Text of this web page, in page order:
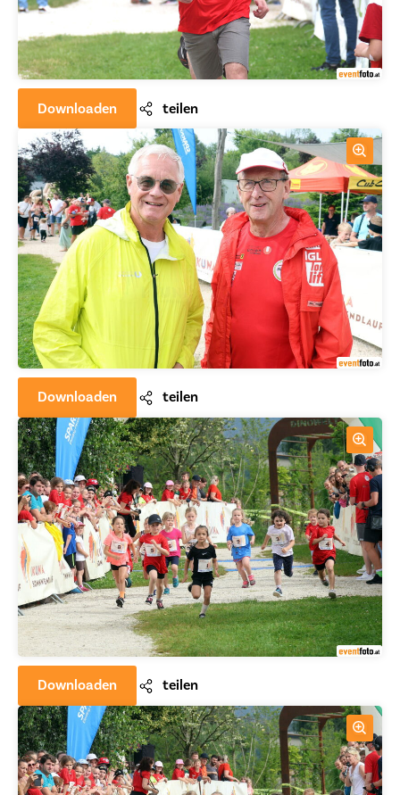
Downloaden teilen
Downloaden teilen
Downloaden teilen